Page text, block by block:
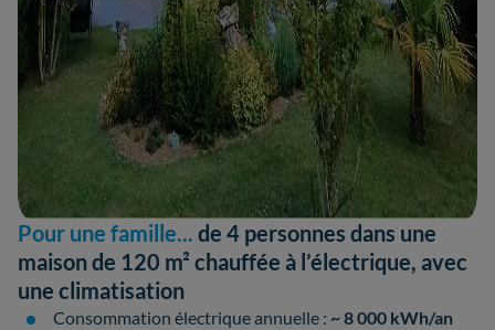
Pour une famille... de 4 personnes dans une
maison de 120 m² chauffée à l’électrique, avec
une climatisation
Consommation électrique annuelle : ~ 8 000 kWh/an